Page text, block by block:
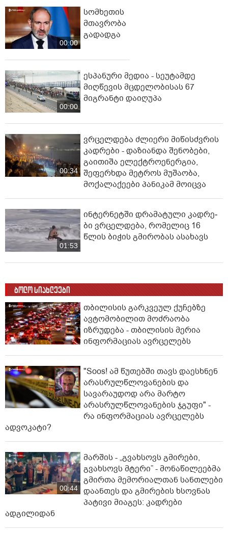
00:00
სომხეთის
მთავრობა
გადადგა
00:00
ესპანური მედია - სეუტამდე
მიღწევის მცდელობისას 67
მიგრანტი დაიღუპა
00:34
ვრცელდება ძლიერი მიწისძვრის
კადრები - დაზიანდა შენობები,
გაითიშა ელექტროენერგია,
შეფერხდა მეტროს მუშაობა,
მოქალაქეები პანიკამ მოიცვა
01:53
ინ­ტერ­ნეტ­ში დრა­მა­ტუ­ლი კად­რე­
ბი ვრცელდება, რომელიც 16
წლის ბიჭის გმირობას ასახავს
ბოლო სიახლეები
თბილისის გარკვეულ ქუჩებზე
ავტომობილით მოძრაობა
იზრუდება - თბილისის მერია
ინფორმაციას ავრცელებს
"Soos! ამ წუთებში თავს დაესხნენ
არასრულწლოვანების და
სავარაუდოდ არა მარტო
არასრულწლოვანების ჯგუფი" -
რა ინფორმაციას ავრცელებს
ადვოკატი?
00:44
მარშის - „გვახსოვს გმირები,
გვახსოვს მტერი” - მონაწილეებმა
გმირთა მემორიალთან სანთლები
დაანთეს და გმირების ხსოვნას
პატივი მიაგეს: კადრები
ადგილიდან